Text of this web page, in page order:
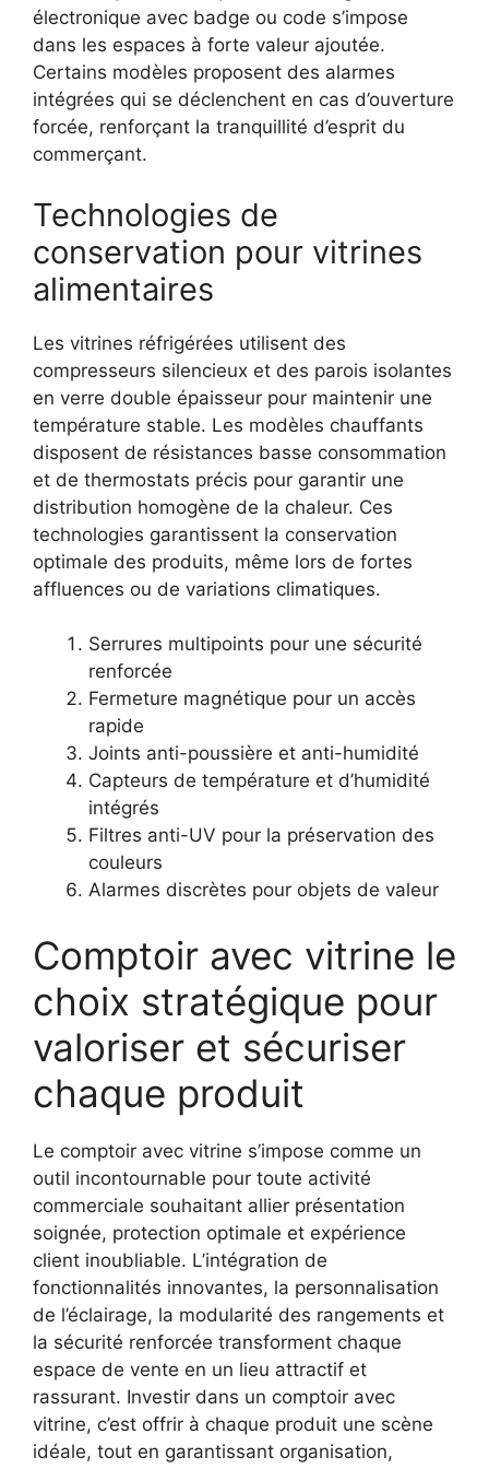
électronique avec badge ou code s’impose
dans les espaces à forte valeur ajoutée.
Certains modèles proposent des alarmes
intégrées qui se déclenchent en cas d’ouverture
forcée, renforçant la tranquillité d’esprit du
commerçant.
Technologies de
conservation pour vitrines
alimentaires
Les vitrines réfrigérées utilisent des
compresseurs silencieux et des parois isolantes
en verre double épaisseur pour maintenir une
température stable. Les modèles chauffants
disposent de résistances basse consommation
et de thermostats précis pour garantir une
distribution homogène de la chaleur. Ces
technologies garantissent la conservation
optimale des produits, même lors de fortes
affluences ou de variations climatiques.
Serrures multipoints pour une sécurité
renforcée
Fermeture magnétique pour un accès
rapide
Joints anti-poussière et anti-humidité
Capteurs de température et d’humidité
intégrés
Filtres anti-UV pour la préservation des
couleurs
Alarmes discrètes pour objets de valeur
Comptoir avec vitrine le
choix stratégique pour
valoriser et sécuriser
chaque produit
Le comptoir avec vitrine s’impose comme un
outil incontournable pour toute activité
commerciale souhaitant allier présentation
soignée, protection optimale et expérience
client inoubliable. L’intégration de
fonctionnalités innovantes, la personnalisation
de l’éclairage, la modularité des rangements et
la sécurité renforcée transforment chaque
espace de vente en un lieu attractif et
rassurant. Investir dans un comptoir avec
vitrine, c’est offrir à chaque produit une scène
idéale, tout en garantissant organisation,